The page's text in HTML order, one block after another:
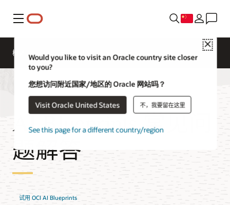
菜单
Close
Would you like to visit an Oracle country site closer
to you?
您想访问附近国家/地区的 Oracle 网站吗？
Visit Oracle United States 不，我要留在这里
See this page for a different country/region
概述 Java, IDEs, and More
AI Blueprints 常见问
题解答
试用 OCI AI Blueprints